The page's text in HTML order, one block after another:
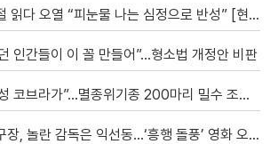
다 오열 “피눈물 나는 심정으로 반성” [현장영상]
인간들이 이 꼴 만들어”…형소법 개정안 비판
브라가”…멸종위기종 200마리 밀수 조직 적발
감독은 익선동…‘흥행 돌풍’ 영화 오디세이팀 한국 나들이 [현장영상]